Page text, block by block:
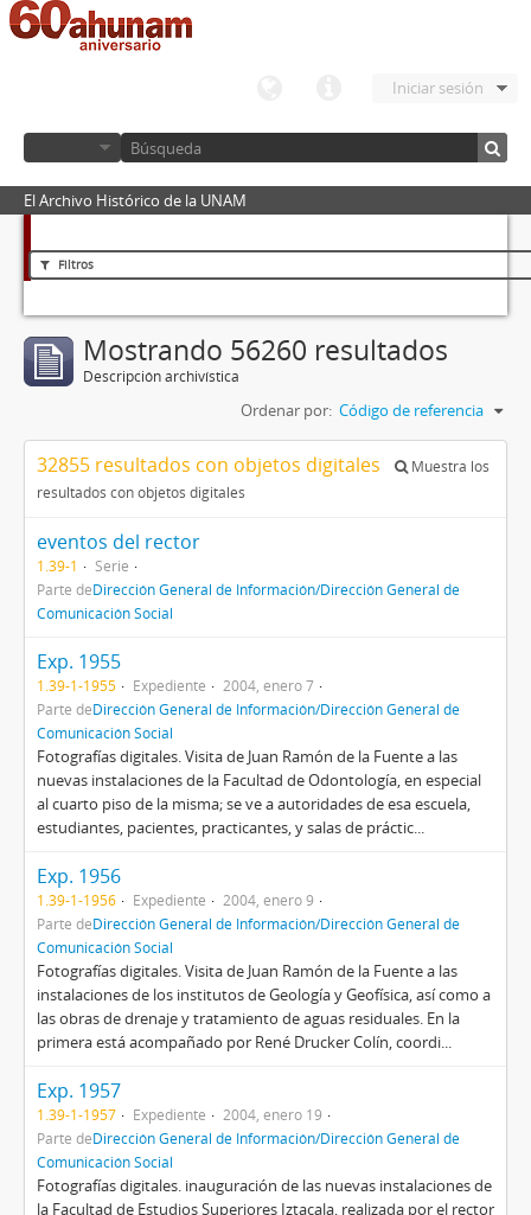
Iniciar sesión
El Archivo Histórico de la UNAM
Filtros
Mostrando 56260 resultados
Descripción archivística
Ordenar por: Código de referencia
32855 resultados con objetos digitales
Muestra los
resultados con objetos digitales
eventos del rector
1.39-1
Serie
Parte deDirección General de Información/Dirección General de
Comunicación Social
Exp. 1955
1.39-1-1955 Expediente
2004, enero 7
Parte deDirección General de Información/Dirección General de
Comunicación Social
Fotografías digitales. Visita de Juan Ramón de la Fuente a las
nuevas instalaciones de la Facultad de Odontología, en especial
al cuarto piso de la misma; se ve a autoridades de esa escuela,
estudiantes, pacientes, practicantes, y salas de práctic...
Exp. 1956
1.39-1-1956 Expediente
2004, enero 9
Parte deDirección General de Información/Dirección General de
Comunicación Social
Fotografías digitales. Visita de Juan Ramón de la Fuente a las
instalaciones de los institutos de Geología y Geofísica, así como a
las obras de drenaje y tratamiento de aguas residuales. En la
primera está acompañado por René Drucker Colín, coordi...
Exp. 1957
1.39-1-1957 Expediente
2004, enero 19
Parte deDirección General de Información/Dirección General de
Comunicación Social
Fotografías digitales. inauguración de las nuevas instalaciones de
la Facultad de Estudios Superiores Iztacala, realizada por el rector